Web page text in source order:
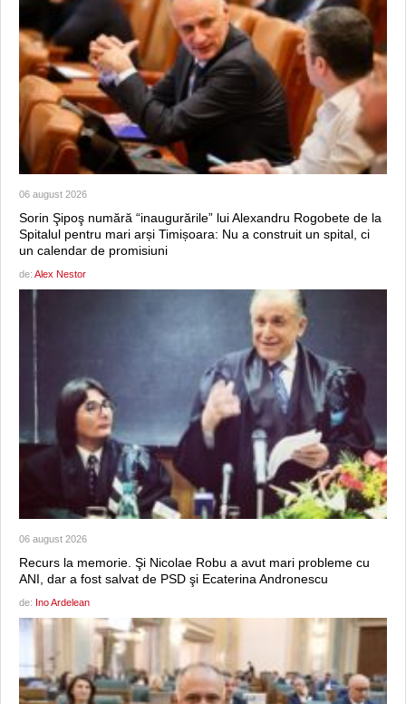
06 august 2026
Sorin Şipoş numără “inaugurările” lui Alexandru Rogobete de la
Spitalul pentru mari arși Timișoara: Nu a construit un spital, ci
un calendar de promisiuni
de: Alex Nestor
06 august 2026
Recurs la memorie. Şi Nicolae Robu a avut mari probleme cu
ANI, dar a fost salvat de PSD şi Ecaterina Andronescu
de: Ino Ardelean